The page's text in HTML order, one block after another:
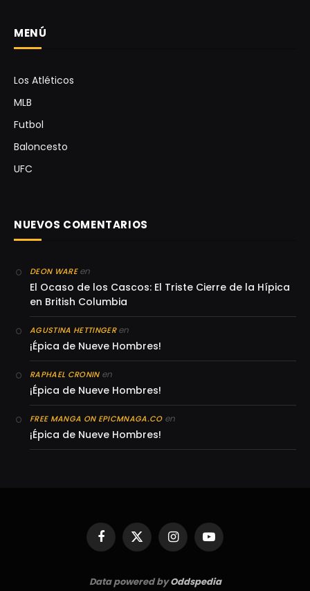
MENÚ
Los Atléticos
MLB
Futbol
Baloncesto
UFC
NUEVOS COMENTARIOS
DEON WAREen
El Ocaso de los Cascos: El Triste Cierre de la Hípica
en British Columbia
AGUSTINA HETTINGERen
¡Épica de Nueve Hombres!
RAPHAEL CRONINen
¡Épica de Nueve Hombres!
FREE MANGA ON EPICMNAGA.COen
¡Épica de Nueve Hombres!
Facebook
X
(Twitter)
InstagramYouTube
Data powered byOddspedia